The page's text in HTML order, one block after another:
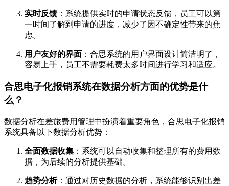
实时反馈 ：系统提供实时的申请状态反馈，员工可以第
一时间了解到申请的进度，减少了因不确定性带来的焦
虑。
用户友好的界面 ：合思系统的用户界面设计简洁明了，
容易上手，员工不需要耗费太多时间进行学习和适应。
合思电子化报销系统在数据分析方面的优势是什
么？
数据分析在差旅费用管理中扮演着重要角色，合思电子化报销
系统具备以下数据分析优势：
全面数据收集 ：系统可以自动收集和整理所有的费用数
据，为后续的分析提供基础。
趋势分析：通过对历史数据的分析，系统能够识别出差